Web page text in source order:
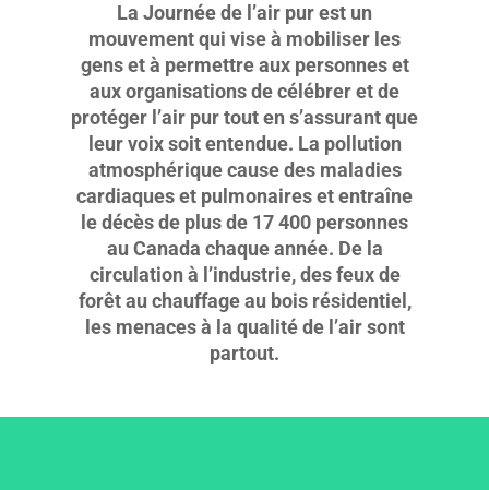
La Journée de l’air pur est un
mouvement qui vise à mobiliser les
gens et à permettre aux personnes et
aux organisations de célébrer et de
protéger l’air pur tout en s’assurant que
leur voix soit entendue. La pollution
atmosphérique cause des maladies
cardiaques et pulmonaires et entraîne
le décès de plus de 17 400 personnes
au Canada chaque année. De la
circulation à l’industrie, des feux de
forêt au chauffage au bois résidentiel,
les menaces à la qualité de l’air sont
partout.